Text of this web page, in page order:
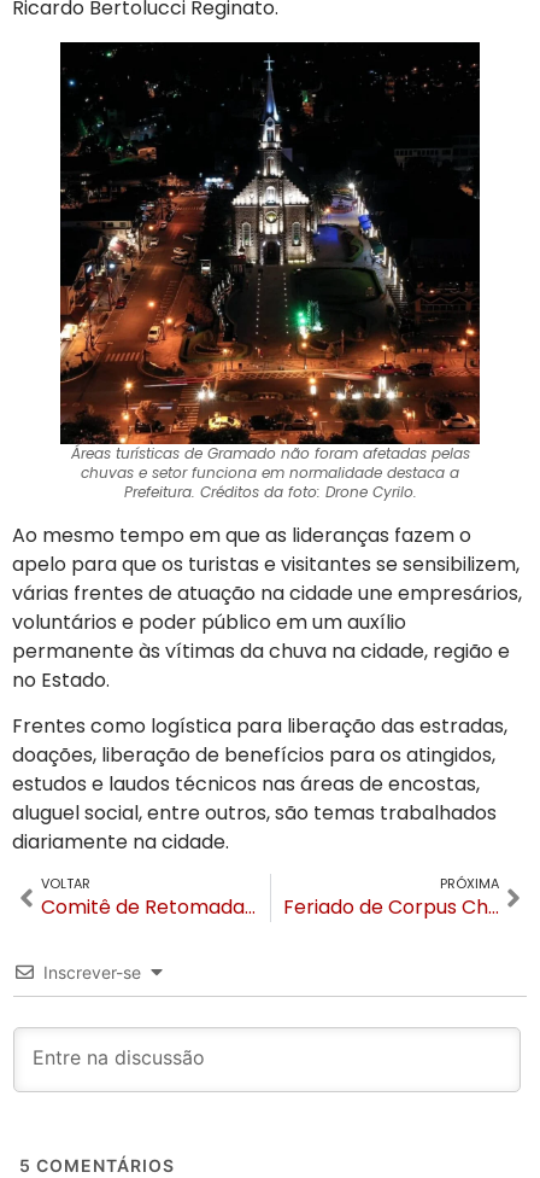
Ricardo Bertolucci Reginato.
Áreas turísticas de Gramado não foram afetadas pelas
chuvas e setor funciona em normalidade destaca a
Prefeitura. Créditos da foto: Drone Cyrilo.
Ao mesmo tempo em que as lideranças fazem o
apelo para que os turistas e visitantes se sensibilizem,
várias frentes de atuação na cidade une empresários,
voluntários e poder público em um auxílio
permanente às vítimas da chuva na cidade, região e
no Estado.
Frentes como logística para liberação das estradas,
doações, liberação de benefícios para os atingidos,
estudos e laudos técnicos nas áreas de encostas,
aluguel social, entre outros, são temas trabalhados
diariamente na cidade.
VOLTAR
Comitê de Retomada Socioeconômica de Gramado atua em três frentes por soluções
PRÓXIMA
Feriado de Corpus Christi em Gramado terá frio e Turismo em funcionamento
Inscrever-se
5 COMENTÁRIOS